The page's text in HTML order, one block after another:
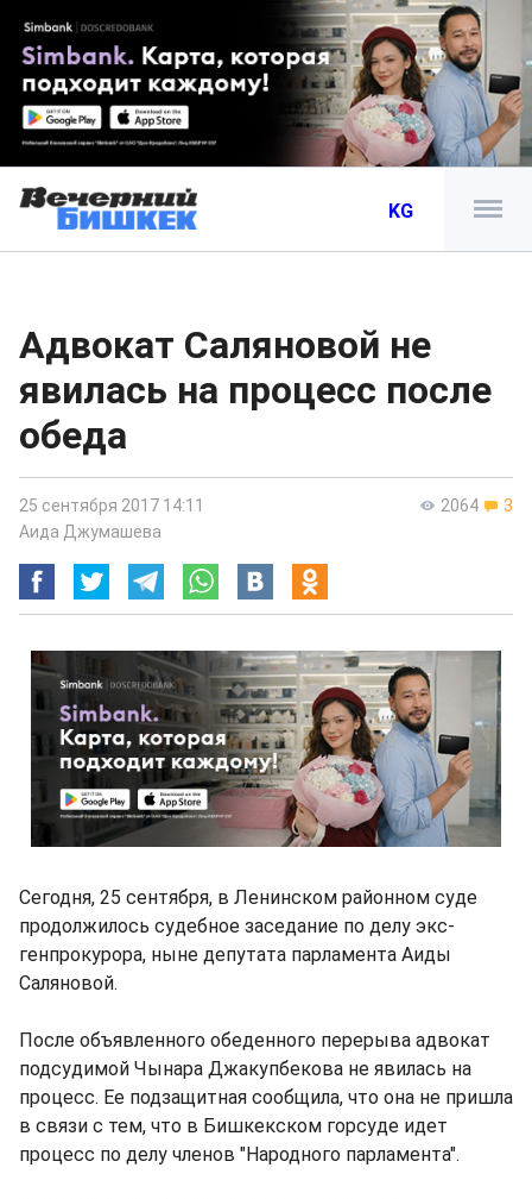
KG
Адвокат Саляновой не
явилась на процесс после
обеда
2064 3
25 сентября 2017 14:11
Аида Джумашева
Сегодня, 25 сентября, в Ленинском районном суде
продолжилось судебное заседание по делу экс-
генпрокурора, ныне депутата парламента Аиды
Саляновой.
После объявленного обеденного перерыва адвокат
подсудимой Чынара Джакупбекова не явилась на
процесс. Ее подзащитная сообщила, что она не пришла
в связи с тем, что в Бишкекском горсуде идет
процесс по делу членов "Народного парламента".